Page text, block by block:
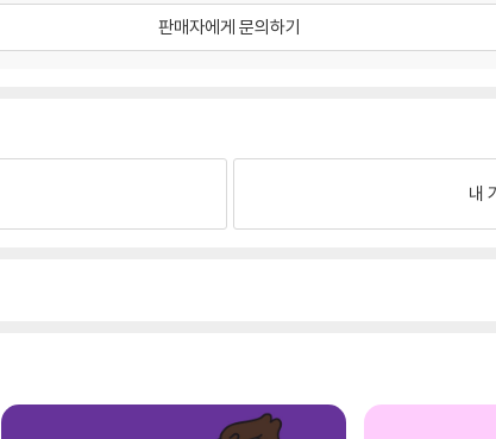
판매자에게 문의하기
내